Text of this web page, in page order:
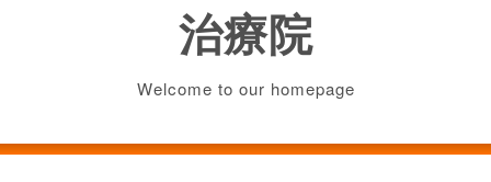
治療院
Welcome to our homepage